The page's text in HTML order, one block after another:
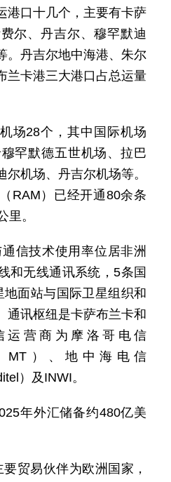
港口十几个，主要有卡萨
尔、丹吉尔、穆罕默迪
。丹吉尔地中海港、朱尔
兰卡港三大港口占总运量
场28个，其中国际机场
罕默德五世机场、拉巴
机场、丹吉尔机场等。
RAM）已经开通80余条
里。
通信技术使用率位居非洲
和无线通讯系统，5条国
地面站与国际卫星组织和
通讯枢纽是卡萨布兰卡和
运营商为摩洛哥电信
，MT）、地中海电信
）及INWI。
年外汇储备约480亿美
要贸易伙伴为欧洲国家，